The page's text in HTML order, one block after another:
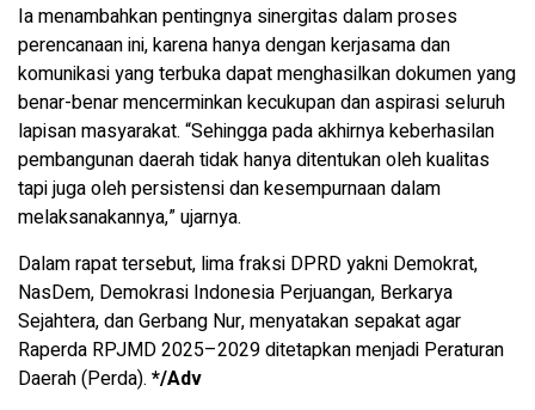
Ia menambahkan pentingnya sinergitas dalam proses
perencanaan ini, karena hanya dengan kerjasama dan
komunikasi yang terbuka dapat menghasilkan dokumen yang
benar-benar mencerminkan kecukupan dan aspirasi seluruh
lapisan masyarakat. “Sehingga pada akhirnya keberhasilan
pembangunan daerah tidak hanya ditentukan oleh kualitas
tapi juga oleh persistensi dan kesempurnaan dalam
melaksanakannya,” ujarnya.
Dalam rapat tersebut, lima fraksi DPRD yakni Demokrat,
NasDem, Demokrasi Indonesia Perjuangan, Berkarya
Sejahtera, dan Gerbang Nur, menyatakan sepakat agar
Raperda RPJMD 2025–2029 ditetapkan menjadi Peraturan
Daerah (Perda). */Adv